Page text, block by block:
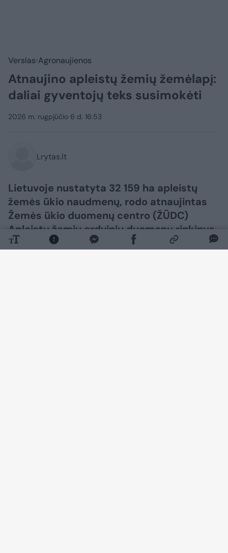
Verslas Agronaujienos
Atnaujino apleistų žemių žemėlapį:
daliai gyventojų teks susimokėti
2026 m. rugpjūčio 6 d. 16:53
Lrytas.lt
Lietuvoje nustatyta 32 159 ha apleistų
žemės ūkio naudmenų, rodo atnaujintas
Žemės ūkio duomenų centro (ŽŪDC)
Apleistų žemių erdvinių duomenų rinkinys.